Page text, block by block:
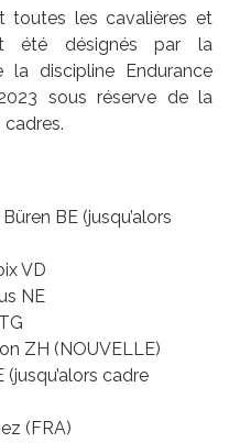
toutes les cavalières et
été désignés par la
discipline Endurance
sous réserve de la
BE (jusqu’alors
VD
NE
ZH (NOUVELLE)
cadre
(FRA)